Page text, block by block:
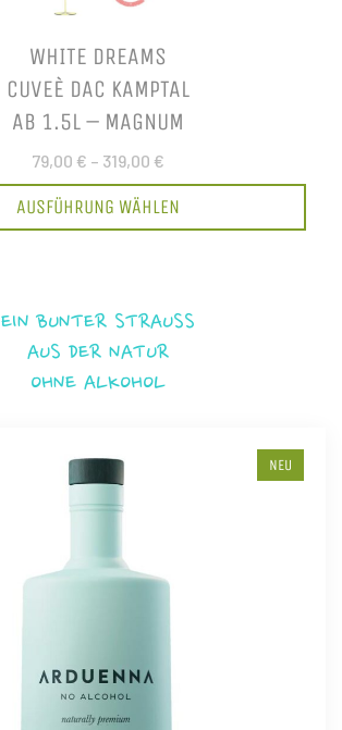
WHITE DREAMS
CUVEÈ DAC KAMPTAL
AB 1.5L – MAGNUM
79,00 € – 319,00 €
AUSFÜHRUNG WÄHLEN
EIN BUNTER STRAUSS
AUS DER NATUR
OHNE ALKOHOL
NEU